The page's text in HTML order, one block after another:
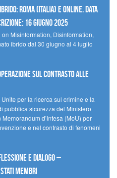
Roma (Italia) e online. Data
16 giugno 2025
Misinformation, Disinformation,
ibrido dal 30 giugno al 4 luglio
sul contrasto alle
per la ricerca sul crimine e la
pubblica sicurezza del Ministero
d’intesa (MoU) per
e nel contrasto di fenomeni
e dialogo –
membri